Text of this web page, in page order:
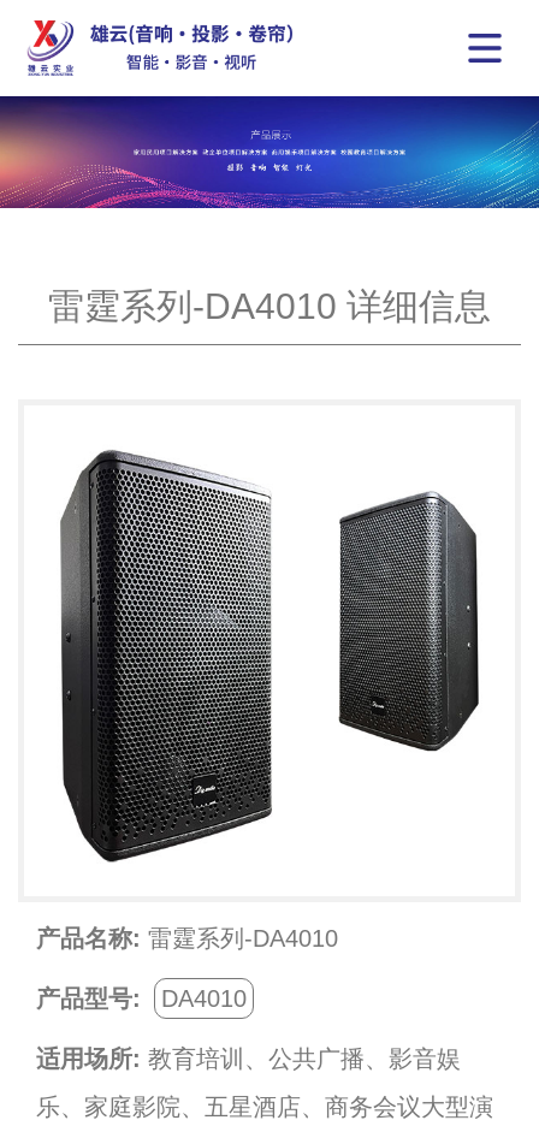
雷霆系列-DA4010 详细信息
产品名称: 雷霆系列-DA4010
产品型号: DA4010
适用场所: 教育培训、公共广播、影音娱
乐、家庭影院、五星酒店、商务会议大型演